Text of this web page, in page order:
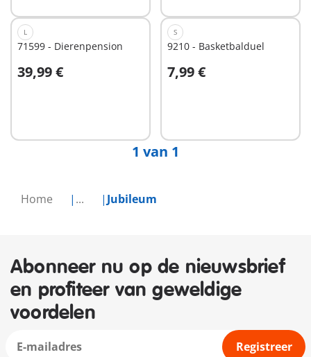
Home ... Jubileum
L
71599 - Dierenpension
39,99 €
S
9210 - Basketbalduel
7,99 €
1 van 1
Abonneer nu op de nieuwsbrief
en profiteer van geweldige
voordelen
Registreer